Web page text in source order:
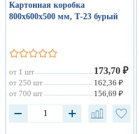
Картонная коробка
800х600х500 мм, Т-23 бурый
от 1 шт 173,70 ₽
от 250 шт
162,36 ₽
от 700 шт
156,69 ₽